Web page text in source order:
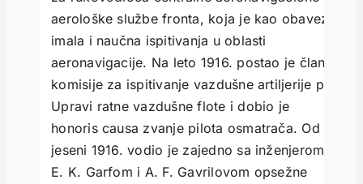
aerološke službe fronta, koja je kao obavezu
imala i naučna ispitivanja u oblasti
aeronavigacije. Na leto 1916. postao je član
komisije za ispitivanje vazdušne artiljerije pri
Upravi ratne vazdušne flote i dobio je
honoris causa zvanje pilota osmatrača. Od
jeseni 1916. vodio je zajedno sa inženjerom
E. K. Garfom i A. F. Gavrilovom opsežne